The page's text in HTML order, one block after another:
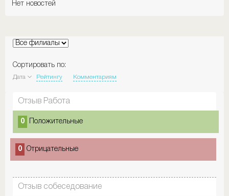
Нет новостей
Сортировать по:
Дата Рейтингу Комментариям
Отзыв Работа
0 Положительные
0 Отрицательные
Отзыв собеседование